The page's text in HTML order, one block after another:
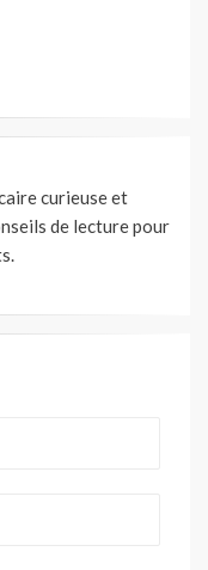
curieuse et
de lecture pour